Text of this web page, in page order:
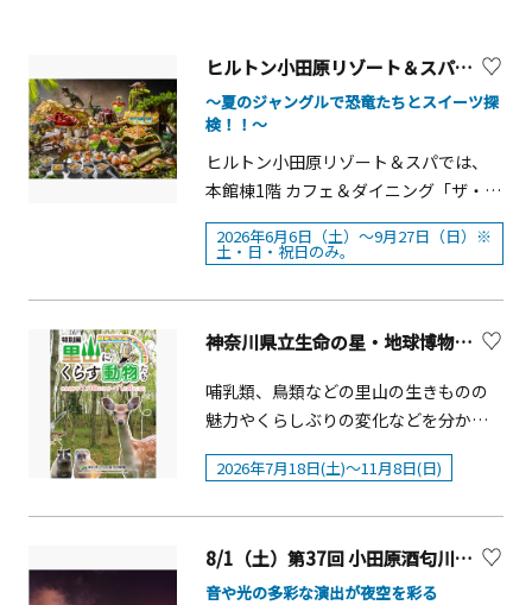
ヒルトン小田原リゾート＆スパ「恐竜ワールド ダイナソー スイーツビュッフェ」
～夏のジャングルで恐竜たちとスイーツ探
検！！～
ヒルトン小田原リゾート＆スパでは、
本館棟1階 カフェ＆ダイニング「ザ・ロ
ビーラウンジ」にて、6月6日（土）～9
月27日（日）の期間、『恐竜ワールド
催します。&nbsp; 恐竜が生きていた太
古の世界をテーマに、火山の噴火や地
ーツで表現した、遊び心あふれるスイ
ーツビュッフェです。 ほろ苦い抹茶ク
竜の足跡抹茶ロールケーキ」、ベリー
珀をイメージしたゼリーなど、一品一
品に物語を感じるスイーツがビュッフ
2026年6月6日（土）～9月27日（日）※
土・日・祝日のみ。
神奈川県立生命の星・地球博物館 特別展「しらべて分かった！里山にくらす動物たち」を開催！
哺乳類、鳥類などの里山の生きものの
魅力やくらしぶりの変化などを分かり
やすく解説します。多様な生きものに
ついて大人も子どもも楽しく学べる展
か、改めて考えるきっかけを提供しま
す。
2026年7月18日(土)～11月8日(日)
8/1（土）第37回 小田原酒匂川花火大会
音や光の多彩な演出が夜空を彩る